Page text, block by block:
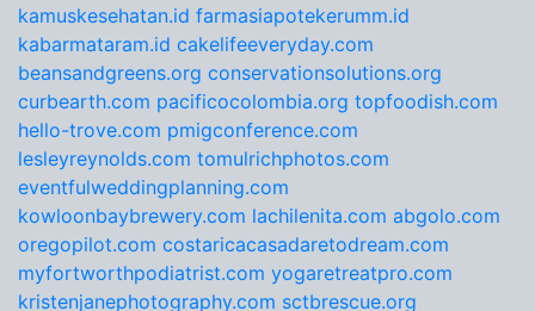
kamuskesehatan.id farmasiapotekerumm.id
kabarmataram.id cakelifeeveryday.com
beansandgreens.org conservationsolutions.org
curbearth.com pacificocolombia.org topfoodish.com
hello-trove.com pmigconference.com
lesleyreynolds.com tomulrichphotos.com
eventfulweddingplanning.com
kowloonbaybrewery.com lachilenita.com abgolo.com
oregopilot.com costaricacasadaretodream.com
myfortworthpodiatrist.com yogaretreatpro.com
kristenjanephotography.com sctbrescue.org